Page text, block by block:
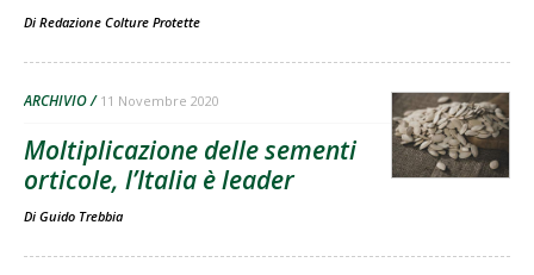
Di Redazione Colture Protette
ARCHIVIO 11 Novembre 2020
Moltiplicazione delle sementi
orticole, l’Italia è leader
Di Guido Trebbia